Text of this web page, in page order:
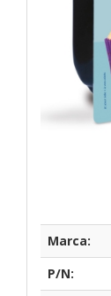
Marca:
P/N: